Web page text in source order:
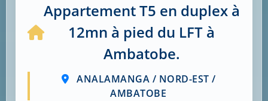
Appartement T5 en duplex à
12mn à pied du LFT à
Ambatobe.
ANALAMANGA / NORD-EST /
AMBATOBE